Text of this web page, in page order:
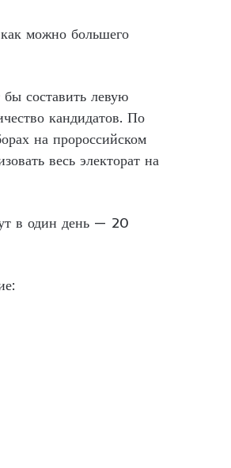
можно большего
составить левую
кандидатов. По
на пророссийском
весь электорат на
в один день — 20